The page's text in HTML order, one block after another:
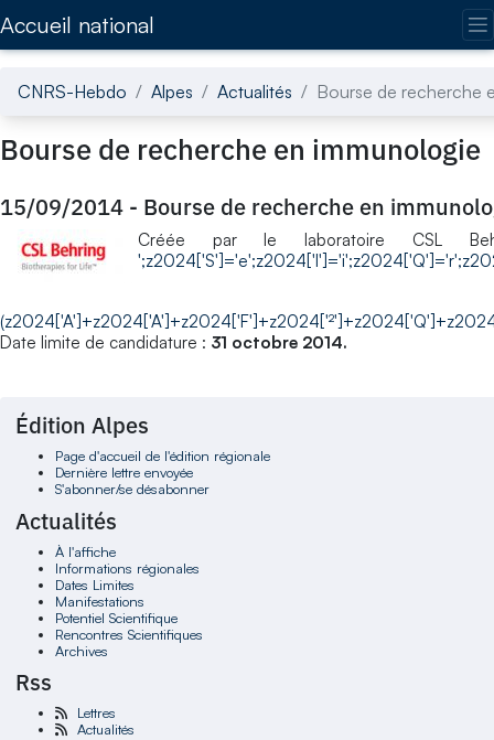
Accueil national
CNRS-Hebdo Alpes Actualités Bourse de recherche
Bourse de recherche en immunologie
15/09/2014 - Bourse de recherche en
Créée par le laboratoire CSL
Date limite de candidature : 31 octobre 2014.
Édition Alpes
Page d'accueil de l'édition régionale
Dernière lettre envoyée
S'abonner/se désabonner
Actualités
À l'affiche
Informations régionales
Dates Limites
Manifestations
Potentiel Scientifique
Rencontres Scientifiques
Archives
Rss
Lettres
Actualités